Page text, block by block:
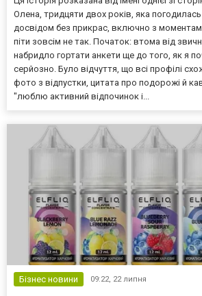
Олена, тридцяти двох років, яка
досвідом без прикрас, включно з
піти зовсім не так. Початок: втома від
набридло гортати анкети ще до того, як я
серйозно. Було відчуття, що всі профілі
фото з відпустки, цитата про подорожі й
"люблю активний відпочинок і...
Бізнес новини 09:22, 22 липня